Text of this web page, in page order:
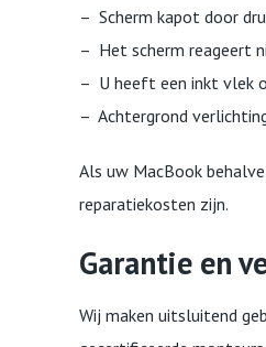
– Scherm kapot door
– Het scherm reageert
– U heeft een inkt vlek
– Achtergrond
Als uw MacBook
reparatiekosten zijn.
Garantie en
Wij maken uitsluitend